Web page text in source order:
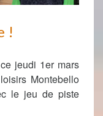
!
jeudi 1er mars
Montebello
le jeu de piste